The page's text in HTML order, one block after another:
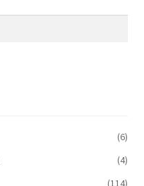
(6)
(4)
(114)